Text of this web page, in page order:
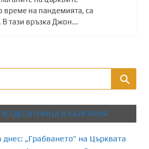
време на пандемията, са
тази връзка Джон...
В БЪЛГАРИЯ
„Грабването” на Църквата